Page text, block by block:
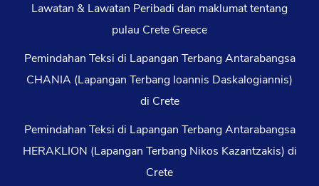
Lawatan & Lawatan Peribadi dan maklumat tentang
pulau Crete Greece
Pemindahan Teksi di Lapangan Terbang Antarabangsa
CHANIA (Lapangan Terbang Ioannis Daskalogiannis)
di Crete
Pemindahan Teksi di Lapangan Terbang Antarabangsa
HERAKLION (Lapangan Terbang Nikos Kazantzakis) di
Crete